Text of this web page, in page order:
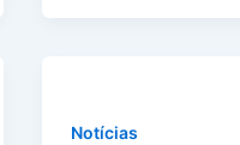
Notícias